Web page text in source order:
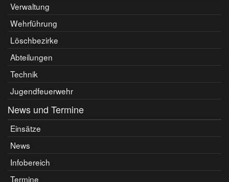
Verwaltung
Wehrführung
Löschbezirke
Abteilungen
Technik
Jugendfeuerwehr
News und Termine
Einsätze
News
Infobereich
Termine